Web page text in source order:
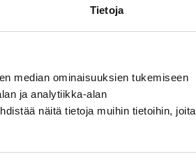
Tietoja
median ominaisuuksien tukemiseen
ja analytiikka-alan
näitä tietoja muihin tietoihin, joita
olla
mahdollisen
ja